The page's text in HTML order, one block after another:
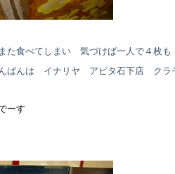
食べてしまい 気づけば一人で４枚も
んばんは イナリヤ アピタ石下店 クラ
ーす